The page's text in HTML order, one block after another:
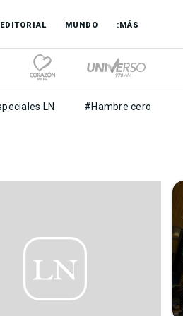
EDITORIAL MUNDO :MÁS
LN #Hambre cero